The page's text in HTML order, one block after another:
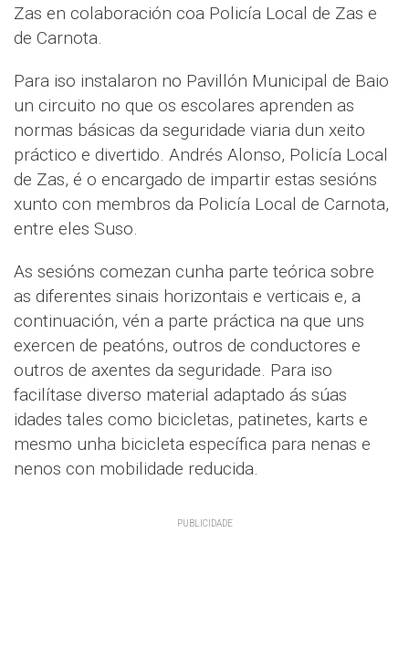
Zas en colaboración coa Policía Local de Zas e
de Carnota.
Para iso instalaron no Pavillón Municipal de Baio
un circuito no que os escolares aprenden as
normas básicas da seguridade viaria dun xeito
práctico e divertido. Andrés Alonso, Policía Local
de Zas, é o encargado de impartir estas sesións
xunto con membros da Policía Local de Carnota,
entre eles Suso.
As sesións comezan cunha parte teórica sobre
as diferentes sinais horizontais e verticais e, a
continuación, vén a parte práctica na que uns
exercen de peatóns, outros de conductores e
outros de axentes da seguridade. Para iso
facilítase diverso material adaptado ás súas
idades tales como bicicletas, patinetes, karts e
mesmo unha bicicleta específica para nenas e
nenos con mobilidade reducida.